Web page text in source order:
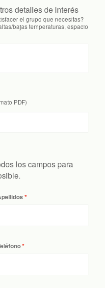
detalles de interés
el grupo que necesitas?
bajas temperaturas, espacio
PDF)
los campos para